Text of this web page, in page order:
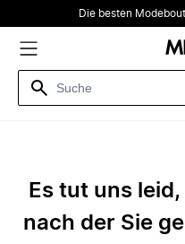
Die besten
Es tut uns
nach der Sie